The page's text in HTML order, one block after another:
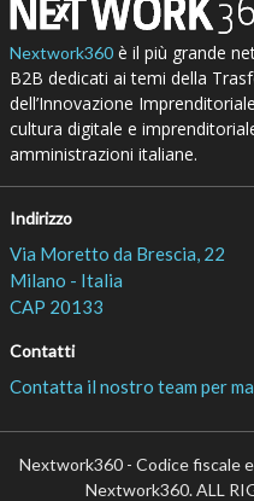
Nextwork360è il più grande
B2B dedicati ai temi della
dell’Innovazione
cultura digitale e
amministrazioni italiane.
Indirizzo
Via Moretto da Brescia, 22
Milano - Italia
CAP 20133
Contatti
Contatta il nostro team per
Nextwork360 - Codice fiscale
Nextwork360. ALL